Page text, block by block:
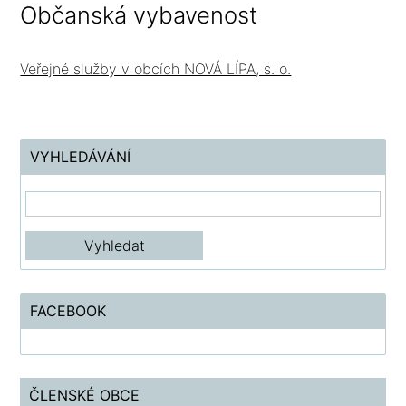
Občanská vybavenost
Veřejné služby v obcích NOVÁ LÍPA, s. o.
VYHLEDÁVÁNÍ
FACEBOOK
ČLENSKÉ OBCE